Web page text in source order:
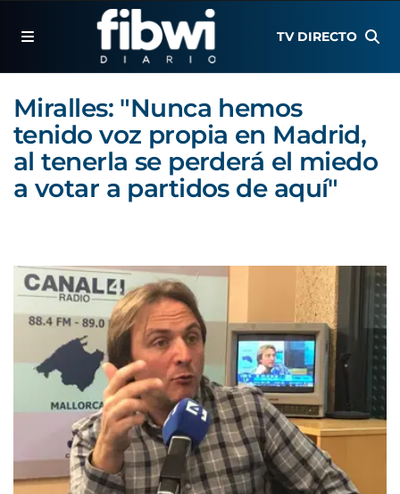
TV DIRECTO
Miralles: "Nunca hemos
tenido voz propia en Madrid,
al tenerla se perderá el miedo
a votar a partidos de aquí"